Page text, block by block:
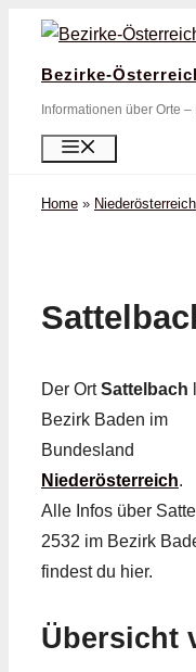
Zum
springen
Bezirke-
Informationen über Orte
Home » Niederösterreich
Der OrtSattelbach
Bezirk Baden im
Bundesland
Niederösterreich.
Alle Infos über
2532 im Bezirk
findest du hier.
Übersicht